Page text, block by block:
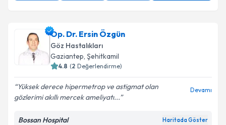
Op. Dr. Ersin Özgün
Göz Hastalıkları
Gaziantep, Şehitkamil
4.8 (2 Değerlendirme)
Yüksek derece hipermetrop ve astigmat olan
gözlerimi akıllı mercek ameliyatı...
Devamı
Bossan Hospital Haritada Göster